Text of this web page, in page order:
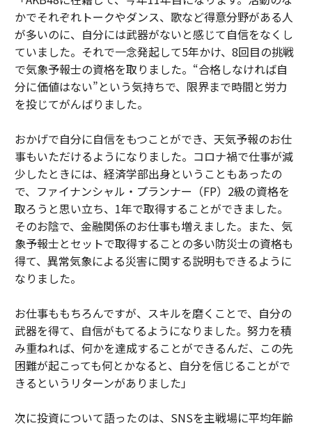
かでそれぞれトークやダンス、歌など得意分野がある人
が多いのに、自分には武器がないと感じて自信をなくし
ていました。それで一念発起して5年かけ、8回目の挑戦
で気象予報士の資格を取りました。“合格しなければ自
分に価値はない”という気持ちで、限界まで時間と労力
を投じてがんばりました。
おかげで自分に自信をもつことができ、天気予報のお仕
事もいただけるようになりました。コロナ禍で仕事が減
少したときには、経済学部出身ということもあったの
で、ファイナンシャル・プランナー（FP）2級の資格を
取ろうと思い立ち、1年で取得することができました。
そのお陰で、金融関係のお仕事も増えました。また、気
象予報士とセットで取得することの多い防災士の資格も
得て、異常気象による災害に関する説明もできるように
なりました。
お仕事ももちろんですが、スキルを磨くことで、自分の
武器を得て、自信がもてるようになりました。努力を積
み重ねれば、何かを達成することができるんだ、この先
困難が起こっても何とかなると、自分を信じることがで
きるというリターンがありました」
次に投資について語ったのは、SNSを主戦場に平均年齢